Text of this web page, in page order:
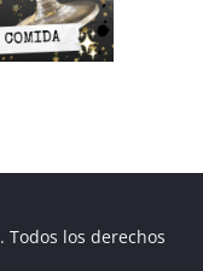
. Todos los derechos